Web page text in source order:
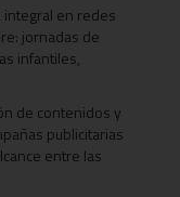
en redes
jornadas de
infantiles,
de contenidos y
publicitarias
entre las